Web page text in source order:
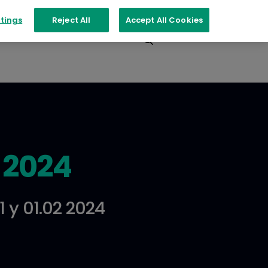
Events Contact
01.02 2024
Reject All Accept All Cookies